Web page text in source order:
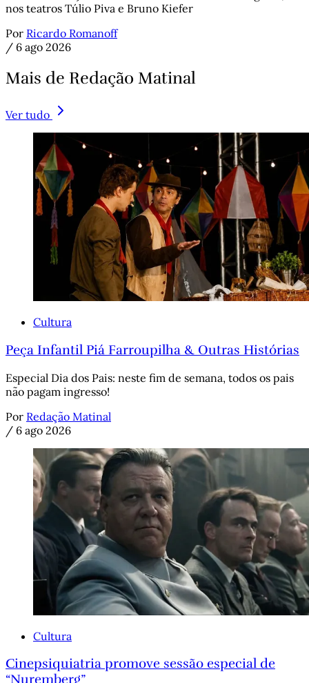
nos teatros Túlio Piva e Bruno Kiefer
Por Ricardo Romanoff
/ 6 ago 2026
Mais de Redação Matinal
Ver tudo
Cultura
Peça Infantil Piá Farroupilha & Outras Histórias
Especial Dia dos Pais: neste fim de semana, todos os pais
não pagam ingresso!
Por Redação Matinal
/ 6 ago 2026
Cultura
Cinepsiquiatria promove sessão especial de
“Nuremberg”